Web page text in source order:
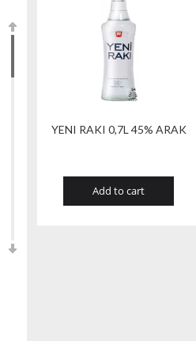
YENI RAKI 0,7L 45% ARAK
Add to cart